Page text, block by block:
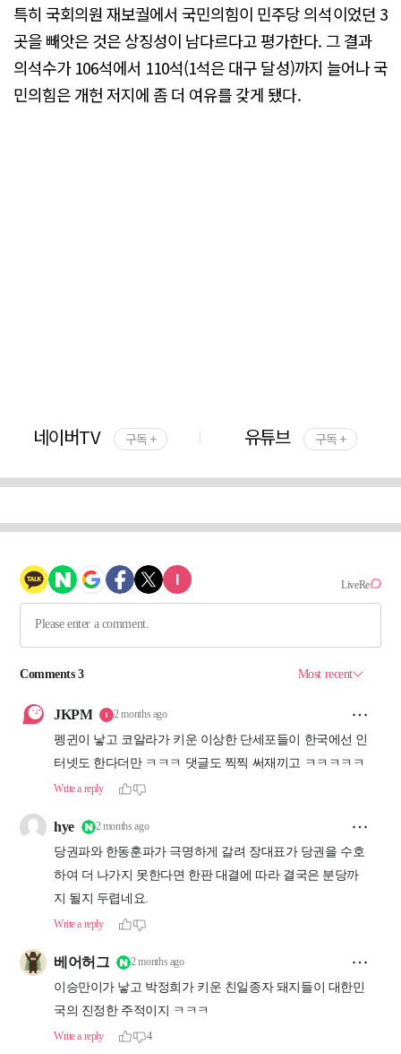
특히 국회의원 재보궐에서 국민의힘이 민주당 의석이었던 3
곳을 빼앗은 것은 상징성이 남다르다고 평가한다. 그 결과
의석수가 106석에서 110석(1석은 대구 달성)까지 늘어나 국
민의힘은 개헌 저지에 좀 더 여유를 갖게 됐다.
네이버TV 구독 + 유튜브 구독 +